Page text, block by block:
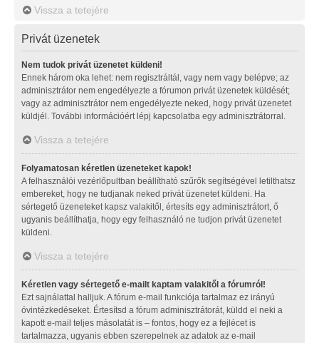
Vissza a tetejére
Privát üzenetek
Nem tudok privát üzenetet küldeni!
Ennek három oka lehet: nem regisztráltál, vagy nem vagy belépve; az
adminisztrátor nem engedélyezte a fórumon privát üzenetek küldését;
vagy az adminisztrátor nem engedélyezte neked, hogy privát üzenetet
küldjél. További információért lépj kapcsolatba egy adminisztrátorral.
Vissza a tetejére
Folyamatosan kéretlen üzeneteket kapok!
A felhasználói vezérlőpultban beállítható szűrők segítségével letilthatsz
embereket, hogy ne tudjanak neked privát üzenetet küldeni. Ha
sértegető üzeneteket kapsz valakitől, értesíts egy adminisztrátort, ő
ugyanis beállíthatja, hogy egy felhasználó ne tudjon privát üzenetet
küldeni.
Vissza a tetejére
Kéretlen vagy sértegető e-mailt kaptam valakitől a fórumról!
Ezt sajnálattal halljuk. A fórum e-mail funkciója tartalmaz ez irányú
óvintézkedéseket. Értesítsd a fórum adminisztrátorát, küldd el neki a
kapott e-mail teljes másolatát is – fontos, hogy ez a fejlécet is
tartalmazza, ugyanis ebben szerepelnek az adatok az e-mail